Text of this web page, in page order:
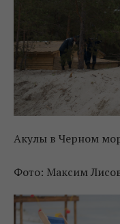
Акулы в Черном
Фото: Максим